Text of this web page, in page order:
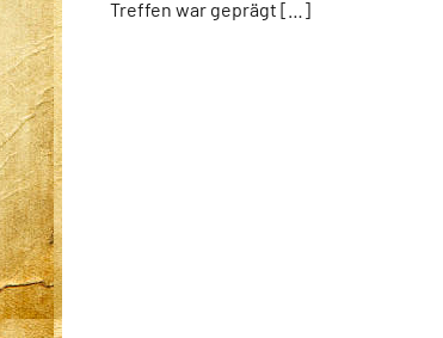
Treffen war geprägt […]